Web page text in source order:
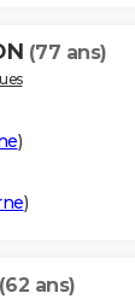
(77 ans)
)
)
(62 ans)